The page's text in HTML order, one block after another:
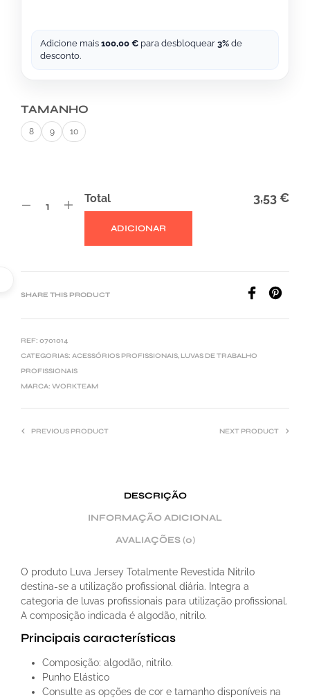
Adicione mais 100,00 € para desbloquear 3% de
desconto.
TAMANHO
8 9 10
Total 3,53 €
ADICIONAR
T
SHARE THIS PRODUCT
REF: 0701014
CATEGORIAS: ACESSÓRIOS PROFISSIONAIS, LUVAS DE TRABALHO
PROFISSIONAIS
MARCA: WORKTEAM
PREVIOUS PRODUCT NEXT PRODUCT
DESCRIÇÃO
INFORMAÇÃO ADICIONAL
AVALIAÇÕES (0)
O produto Luva Jersey Totalmente Revestida Nitrilo
destina-se a utilização profissional diária. Integra a
categoria de luvas profissionais para utilização profissional.
A composição indicada é algodão, nitrilo.
Principais características
Composição: algodão, nitrilo.
Punho Elástico
Consulte as opções de cor e tamanho disponíveis na